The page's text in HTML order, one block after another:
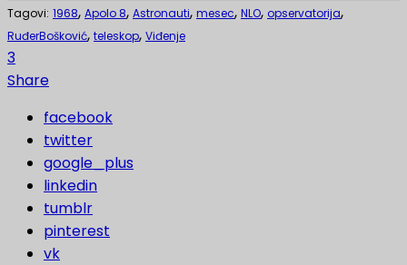
Tagovi: 1968, Apolo 8, Astronauti, mesec, NLO, opservatorija,
RuđerBošković, teleskop, Viđenje
3
Share
facebook
twitter
google_plus
linkedin
tumblr
pinterest
vk